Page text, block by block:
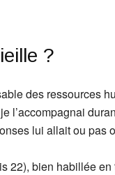
?
des ressources
l’accompagnai
lui allait ou pas
22), bien habillée